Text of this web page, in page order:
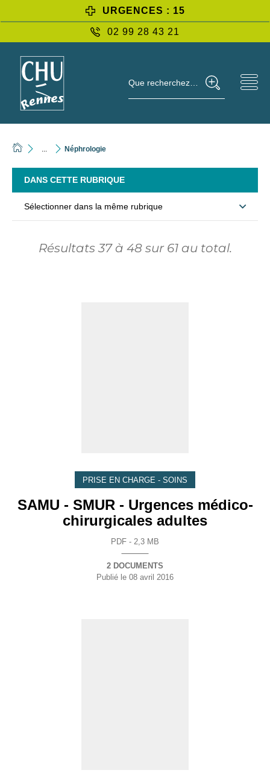
URGENCES : 15
02 99 28 43 21
Que recherchez-vous ?
Néphrologie
DANS CETTE RUBRIQUE
Sélectionner dans la même rubrique
Résultats37 à 48 sur 61 au total.
PRISE EN CHARGE - SOINS
SAMU - SMUR - Urgences médico-
chirurgicales adultes
PDF - 2,3 MB
2 DOCUMENTS
Publié le 08 avril 2016